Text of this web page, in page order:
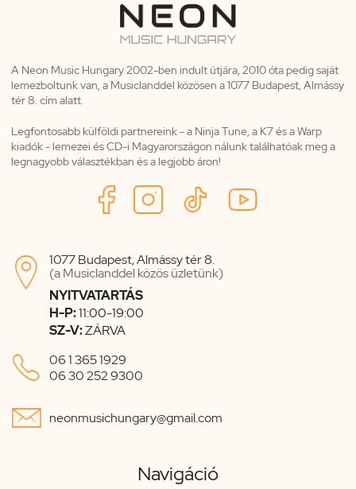
A Neon Music Hungary 2002-ben indult útjára, 2010 óta pedig saját
lemezboltunk van, a Musiclanddel közösen a 1077 Budapest, Almássy
tér 8. cím alatt.
Legfontosabb külföldi partnereink - a Ninja Tune, a K7 és a Warp
kiadók - lemezei és CD-i Magyarországon nálunk találhatóak meg a
legnagyobb választékban és a legjobb áron!

1077 Budapest, Almássy tér 8.
(a Musiclanddel közös üzletünk)
NYITVATARTÁS
H-P:11:00-19:00
SZ-V:ZÁRVA
 06 1 365 1929
06 30 252 9300
 neonmusichungary@gmail.com
Navigáció